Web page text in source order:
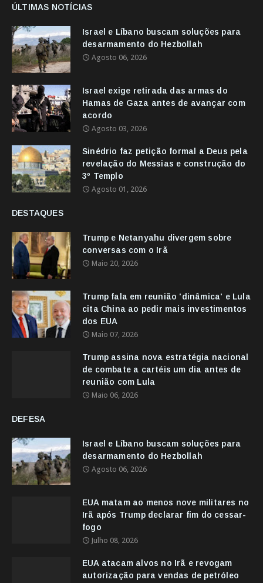
ÚLTIMAS NOTÍCIAS
Israel e Líbano buscam soluções para
desarmamento do Hezbollah
Agosto 06, 2026
Israel exige retirada das armas do
Hamas de Gaza antes de avançar com
acordo
Agosto 03, 2026
Sinédrio faz petição formal a Deus pela
revelação do Messias e construção do
3º Templo
Agosto 01, 2026
DESTAQUES
Trump e Netanyahu divergem sobre
conversas com o Irã
Maio 20, 2026
Trump fala em reunião 'dinâmica' e Lula
cita China ao pedir mais investimentos
dos EUA
Maio 07, 2026
Trump assina nova estratégia nacional
de combate a cartéis um dia antes de
reunião com Lula
Maio 06, 2026
DEFESA
Israel e Líbano buscam soluções para
desarmamento do Hezbollah
Agosto 06, 2026
EUA matam ao menos nove militares no
Irã após Trump declarar fim do cessar-
fogo
Julho 08, 2026
EUA atacam alvos no Irã e revogam
autorização para vendas de petróleo